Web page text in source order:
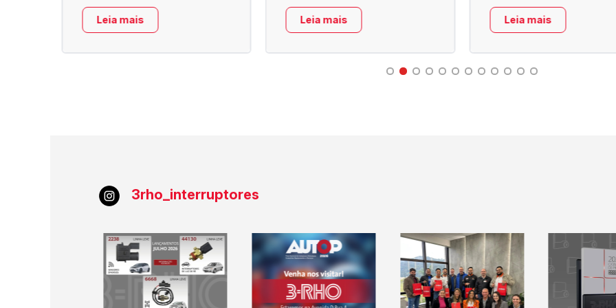
Leia mais Leia mais Leia mais
3rho_interruptores